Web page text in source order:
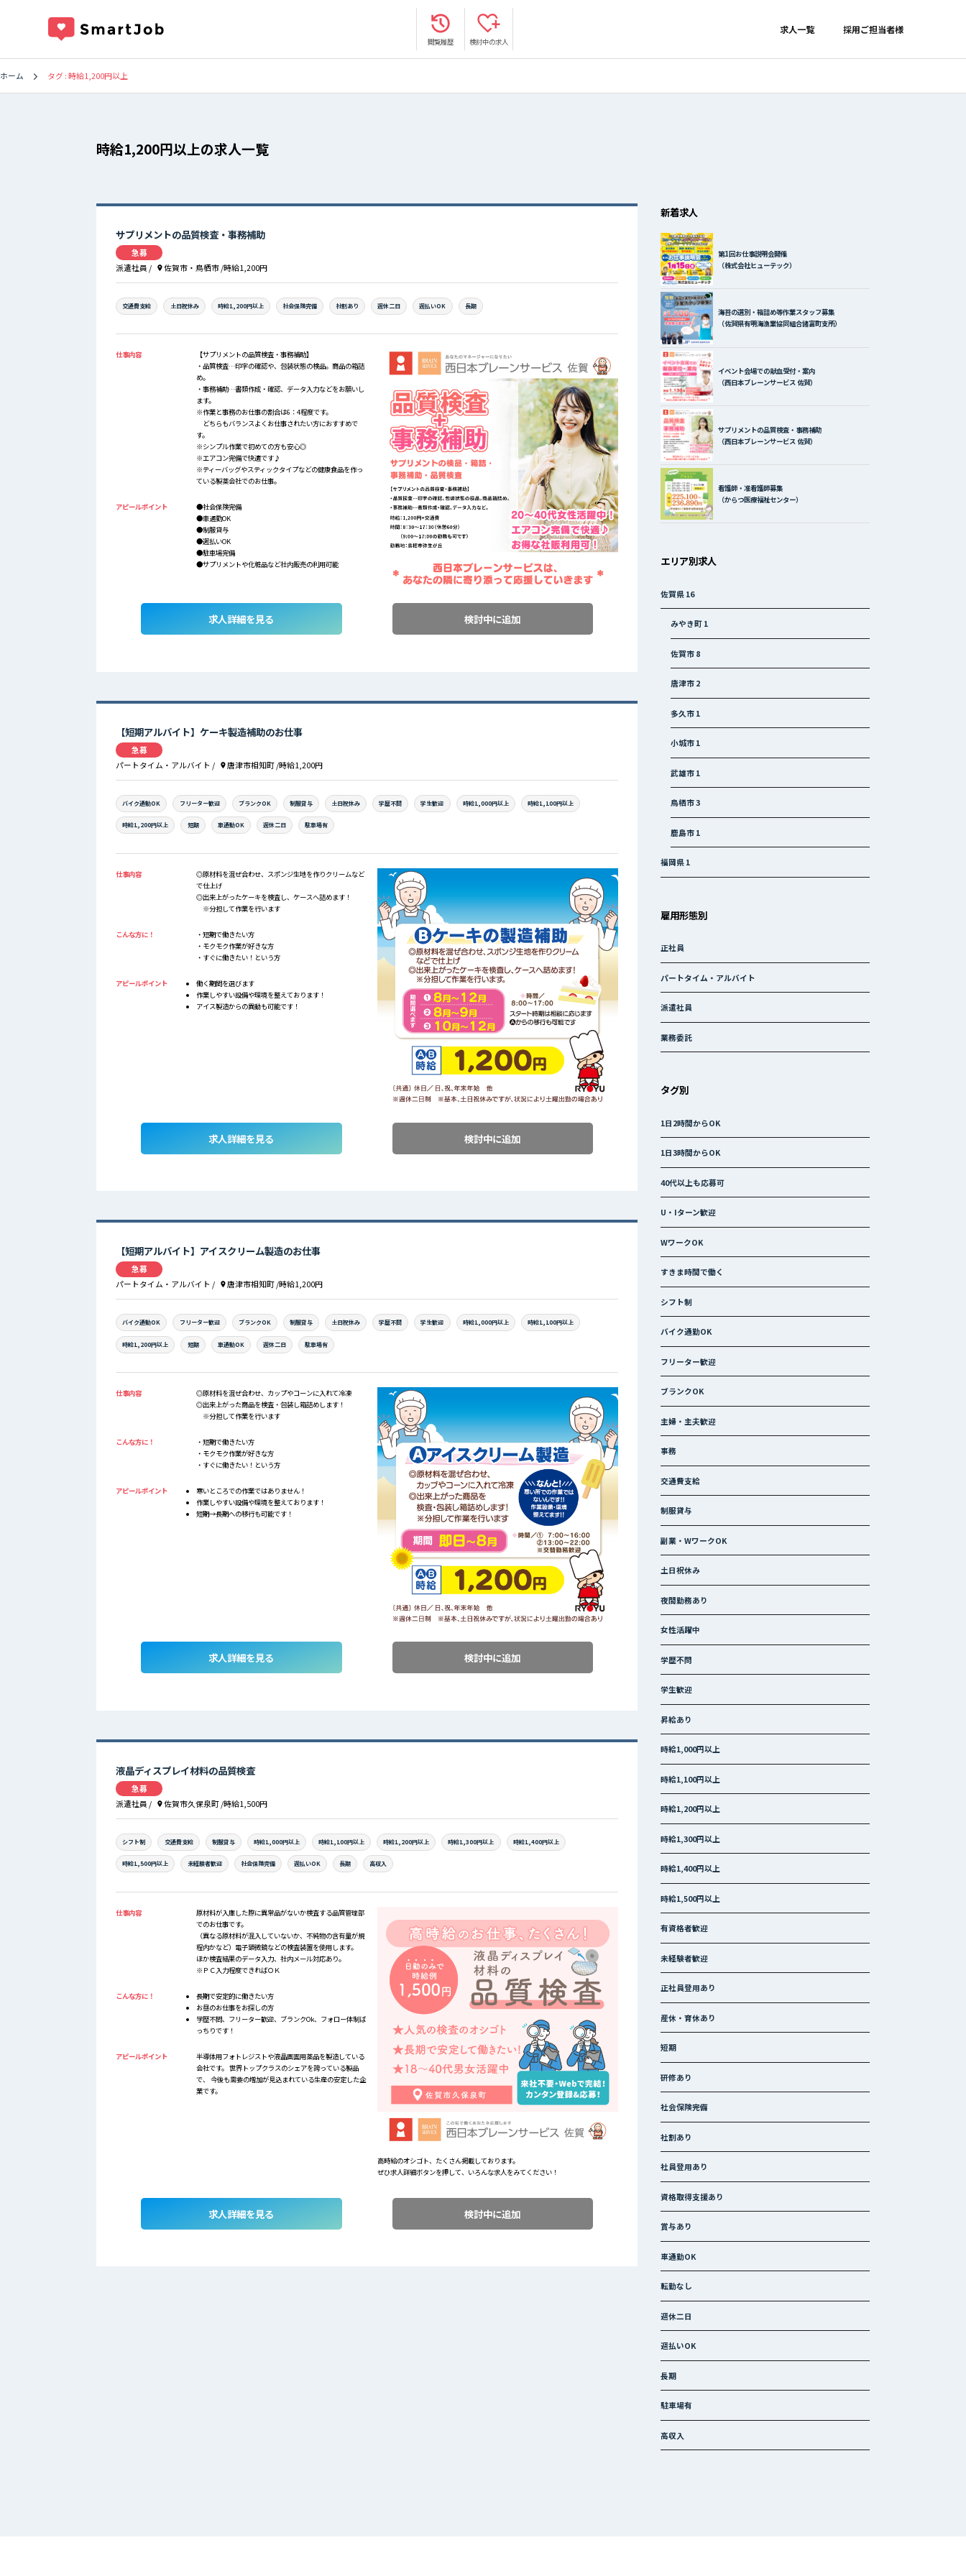
閲覧履歴 検討中の求人
求人一覧 採用ご担当者様
ホーム タグ : 時給1,200円以上
時給1,200円以上の求人一覧
サプリメントの品質検査・事務補助
急募
派遣社員 / 佐賀市・鳥栖市/時給1,200円
交通費支給 土日祝休み 時給1,200円以上 社会保険完備 社割あり 週休二日 週払いOK 長期
仕事内容
【サプリメントの品質検査・事務補助】
・品質検査…印字の確認や、包装状態の検品。商品の箱詰
め。
・事務補助…書類作成・確認、データ入力などをお願いし
ます。
※作業と事務のお仕事の割合は6：4程度です。
どちらもバランスよくお仕事されたい方におすすめで
す。
※シンプル作業で初めての方も安心◎
※エアコン完備で快適です♪
※ティーバッグやスティックタイプなどの健康食品を作っ
ている製薬会社でのお仕事。
アピールポイント
●社会保険完備
●車通勤OK
●制服貸与
●週払いOK
●駐車場完備
●サプリメントや化粧品など社内販売の利用可能
求人詳細を見る 検討中に追加
【短期アルバイト】ケーキ製造補助のお仕事
急募
パートタイム・アルバイト / 唐津市相知町/時給1,200円
バイク通勤OK フリーター歓迎 ブランクOK 制服貸与 土日祝休み 学歴不問 学生歓迎 時給1,000円以上 時給1,100円以上
時給1,200円以上 短期 車通勤OK 週休二日 駐車場有
仕事内容
◎原材料を混ぜ合わせ、スポンジ生地を作りクリームなど
で仕上げ
◎出来上がったケーキを検査し、ケースへ詰めます！
※分担して作業を行います
こんな方に！
・短期で働きたい方
・モクモク作業が好きな方
・すぐに働きたい！という方
アピールポイント
働く期間を選びます
作業しやすい設備や環境を整えております！
アイス製造からの異動も可能です！
求人詳細を見る 検討中に追加
【短期アルバイト】アイスクリーム製造のお仕事
急募
パートタイム・アルバイト / 唐津市相知町/時給1,200円
バイク通勤OK フリーター歓迎 ブランクOK 制服貸与 土日祝休み 学歴不問 学生歓迎 時給1,000円以上 時給1,100円以上
時給1,200円以上 短期 車通勤OK 週休二日 駐車場有
仕事内容
◎原材料を混ぜ合わせ、カップやコーンに入れて冷凍
◎出来上がった商品を検査・包装し箱詰めします！
※分担して作業を行います
こんな方に！
・短期で働きたい方
・モクモク作業が好きな方
・すぐに働きたい！という方
アピールポイント
寒いところでの作業ではありません！
作業しやすい設備や環境を整えております！
短期→長期への移行も可能です！
求人詳細を見る 検討中に追加
液晶ディスプレイ材料の品質検査
急募
派遣社員 / 佐賀市久保泉町/時給1,500円
シフト制 交通費支給 制服貸与 時給1,000円以上 時給1,100円以上 時給1,200円以上 時給1,300円以上 時給1,400円以上
時給1,500円以上 未経験者歓迎 社会保険完備 週払いOK 長期 高収入
仕事内容
原材料が入庫した際に異常品がないか検査する品質管理部
でのお仕事です。
（異なる原材料が混入していないか、不純物の含有量が規
程内かなど）電子顕微鏡などの検査装置を使用します。
ほか検査結果のデータ入力、社内メール対応あり。
※ＰＣ入力程度できればＯＫ
こんな方に！
長期で安定的に働きたい方
お昼のお仕事をお探しの方
学歴不問、フリーター歓迎、ブランクOk、フォロー体制ば
っちりです！
アピールポイント
半導体用フォトレジストや液晶画面用薬品を製造している
会社です。 世界トップクラスのシェアを誇っている製品
で、 今後も需要の増加が見込まれている生産の安定した企
業です。
高時給のオシゴト、たくさん掲載しております。
ぜひ求人詳細ボタンを押して、いろんな求人をみてください！
求人詳細を見る 検討中に追加
新着求人
第1回お仕事説明会開催
（株式会社ヒューテック）
海苔の選別・箱詰め等作業スタッフ募集
（佐賀県有明海漁業協同組合諸富町支所）
イベント会場での献血受付・案内
（西日本ブレーンサービス 佐賀）
サプリメントの品質検査・事務補助
（西日本ブレーンサービス 佐賀）
看護師・准看護師募集
（からつ医療福祉センター）
エリア別求人
佐賀県 16
みやき町 1
佐賀市 8
唐津市 2
多久市 1
小城市 1
武雄市 1
鳥栖市3
鹿島市 1
福岡県 1
雇用形態別
正社員
パートタイム・アルバイト
派遣社員
業務委託
タグ別
1日2時間からOK
1日3時間からOK
40代以上も応募可
U・Iターン歓迎
WワークOK
すきま時間で働く
シフト制
バイク通勤OK
フリーター歓迎
ブランクOK
主婦・主夫歓迎
事務
交通費支給
制服貸与
副業・WワークOK
土日祝休み
夜間勤務あり
女性活躍中
学歴不問
学生歓迎
昇給あり
時給1,000円以上
時給1,100円以上
時給1,200円以上
時給1,300円以上
時給1,400円以上
時給1,500円以上
有資格者歓迎
未経験者歓迎
正社員登用あり
産休・育休あり
短期
研修あり
社会保険完備
社割あり
社員登用あり
資格取得支援あり
賞与あり
車通勤OK
転勤なし
週休二日
週払いOK
長期
駐車場有
高収入